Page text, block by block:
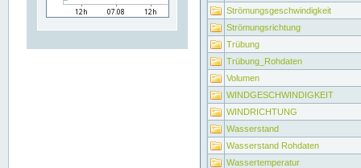
Strömungsgeschwindigkeit
Strömungsrichtung
Trübung
Trübung_Rohdaten
Volumen
WINDGESCHWINDIGKEIT
WINDRICHTUNG
Wasserstand
Wasserstand Rohdaten
Wassertemperatur